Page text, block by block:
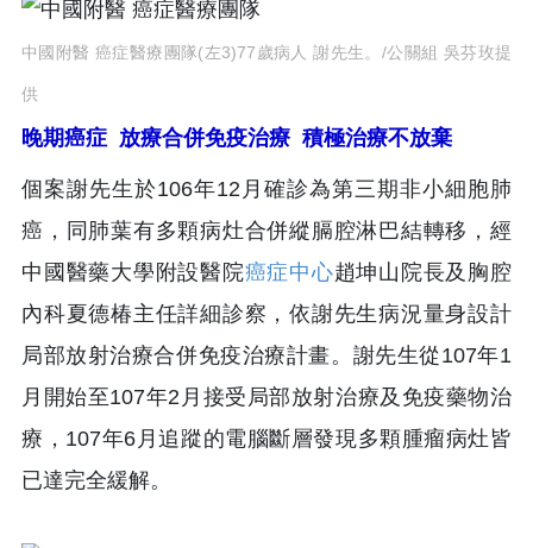
中國附醫 癌症醫療團隊(左3)77歲病人 謝先生。/公關組 吳芬玫提
供
晚期癌症 放療合併免疫治療 積極治療不放棄
個案謝先生於106年12月確診為第三期非小細胞肺
癌，同肺葉有多顆病灶合併縱膈腔淋巴結轉移，經
中國醫藥大學附設醫院癌症中心趙坤山院長及胸腔
內科夏德椿主任詳細診察，依謝先生病況量身設計
局部放射治療合併免疫治療計畫。謝先生從107年1
月開始至107年2月接受局部放射治療及免疫藥物治
療，107年6月追蹤的電腦斷層發現多顆腫瘤病灶皆
已達完全緩解。